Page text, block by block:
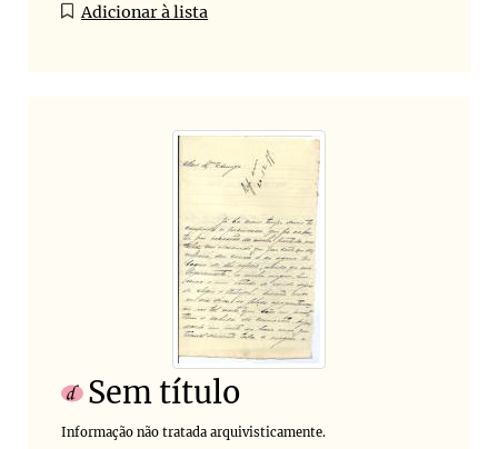
Adicionar à lista
Sem título
Informação não tratada arquivisticamente.